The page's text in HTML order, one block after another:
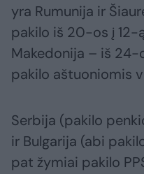
yra Rumunija ir
pakilo iš 20-os į 12-
Makedonija – iš 24-
pakilo aštuoniomis
Serbija (pakilo
ir Bulgarija (abi
pat žymiai pakilo